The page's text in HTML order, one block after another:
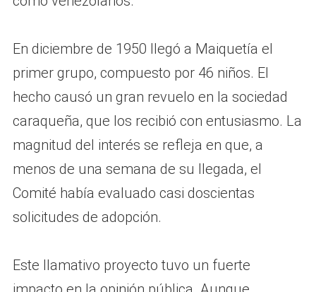
En diciembre de 1950 llegó a Maiquetía el
primer grupo, compuesto por 46 niños. El
hecho causó un gran revuelo en la sociedad
caraqueña, que los recibió con entusiasmo. La
magnitud del interés se refleja en que, a
menos de una semana de su llegada, el
Comité había evaluado casi doscientas
solicitudes de adopción.
Este llamativo proyecto tuvo un fuerte